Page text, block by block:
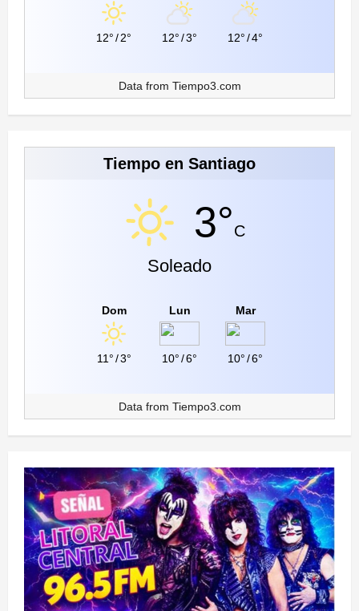
12°/2° 12°/3° 12°/4°
Data from Tiempo3.com
Tiempo en Santiago
3°C
Soleado
Dom
11°/3°
Lun
10°/6°
Mar
10°/6°
Data from Tiempo3.com